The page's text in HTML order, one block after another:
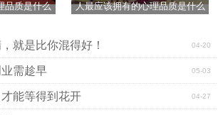
品质是什么 人最应该拥有的心理品质是什么
04-20
就是比你混得好！
05-03
需趁早
04-27
能等得到花开